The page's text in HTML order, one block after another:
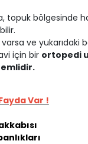
topuk bölgesinde
ve yukarıdaki
için bir ortopedi
Var !